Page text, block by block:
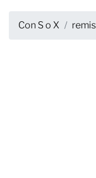
Con S o X